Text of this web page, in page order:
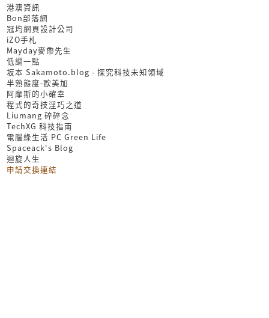
港澳資訊
Bon部落網
冠均網頁設計公司
iZO手札
Mayday麥帶先生
低調一點
坂本 Sakamoto.blog - 探究科技未知領域
半熟態度-歐美加
阿摩斯的小確幸
程式的奇技淫巧之道
Liumang 碎碎念
TechXG 科技指南
電腦綠生活 PC Green Life
Spaceack's Blog
迴旋人生
申請交換連結